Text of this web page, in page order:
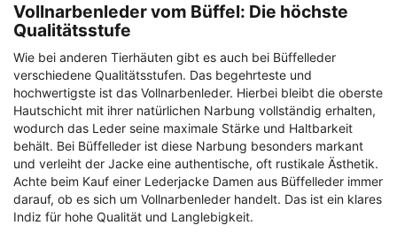
Vollnarbenleder vom Büffel: Die höchste
Qualitätsstufe
Wie bei anderen Tierhäuten gibt es auch bei Büffelleder
verschiedene Qualitätsstufen. Das begehrteste und
hochwertigste ist das Vollnarbenleder. Hierbei bleibt die oberste
Hautschicht mit ihrer natürlichen Narbung vollständig erhalten,
wodurch das Leder seine maximale Stärke und Haltbarkeit
behält. Bei Büffelleder ist diese Narbung besonders markant
und verleiht der Jacke eine authentische, oft rustikale Ästhetik.
Achte beim Kauf einer Lederjacke Damen aus Büffelleder immer
darauf, ob es sich um Vollnarbenleder handelt. Das ist ein klares
Indiz für hohe Qualität und Langlebigkeit.